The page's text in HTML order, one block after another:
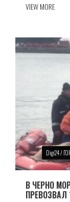
VIEW MORE
Digi24 /
В ЧЕРНО